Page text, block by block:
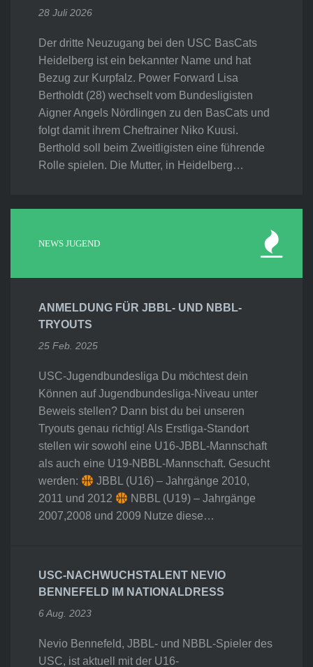
28 Juli 2026
Der dritte Neuzugang bei den USC BasCats
Heidelberg ist ein bekannter Name und hat
Bezug zur Kurpfalz. Power Forward Lisa
Bertholdt (28) wechselt vom Bundesligisten
Aigner Angels Nördlingen zu den BasCats und
folgt damit ihrem Cheftrainer Niko Kuusi.
Berthold soll beim Zweitligisten eine führende
Rolle spielen. Die Mutter, in Heidelberg…
NEWS JUGEND
ANMELDUNG FÜR JBBL- UND NBBL-
TRYOUTS
25 Feb. 2025
USC-Jugendbundesliga Du möchtest dein
Können auf Jugendbundesliga-Niveau unter
Beweis stellen? Dann bist du bei unseren
Tryouts genau richtig! Als Erstliga-Standort
stellen wir sowohl eine U16-JBBL-Mannschaft
als auch eine U19-NBBL-Mannschaft. Gesucht
werden:
JBBL (U16) – Jahrgänge 2010,
2011 und 2012
NBBL (U19) – Jahrgänge
2007,2008 und 2009 Nutze diese…
USC-NACHWUCHSTALENT NEVIO
BENNEFELD IM NATIONALDRESS
6 Aug. 2023
Nevio Bennefeld, JBBL- und NBBL-Spieler des
USC, ist aktuell mit der U16-